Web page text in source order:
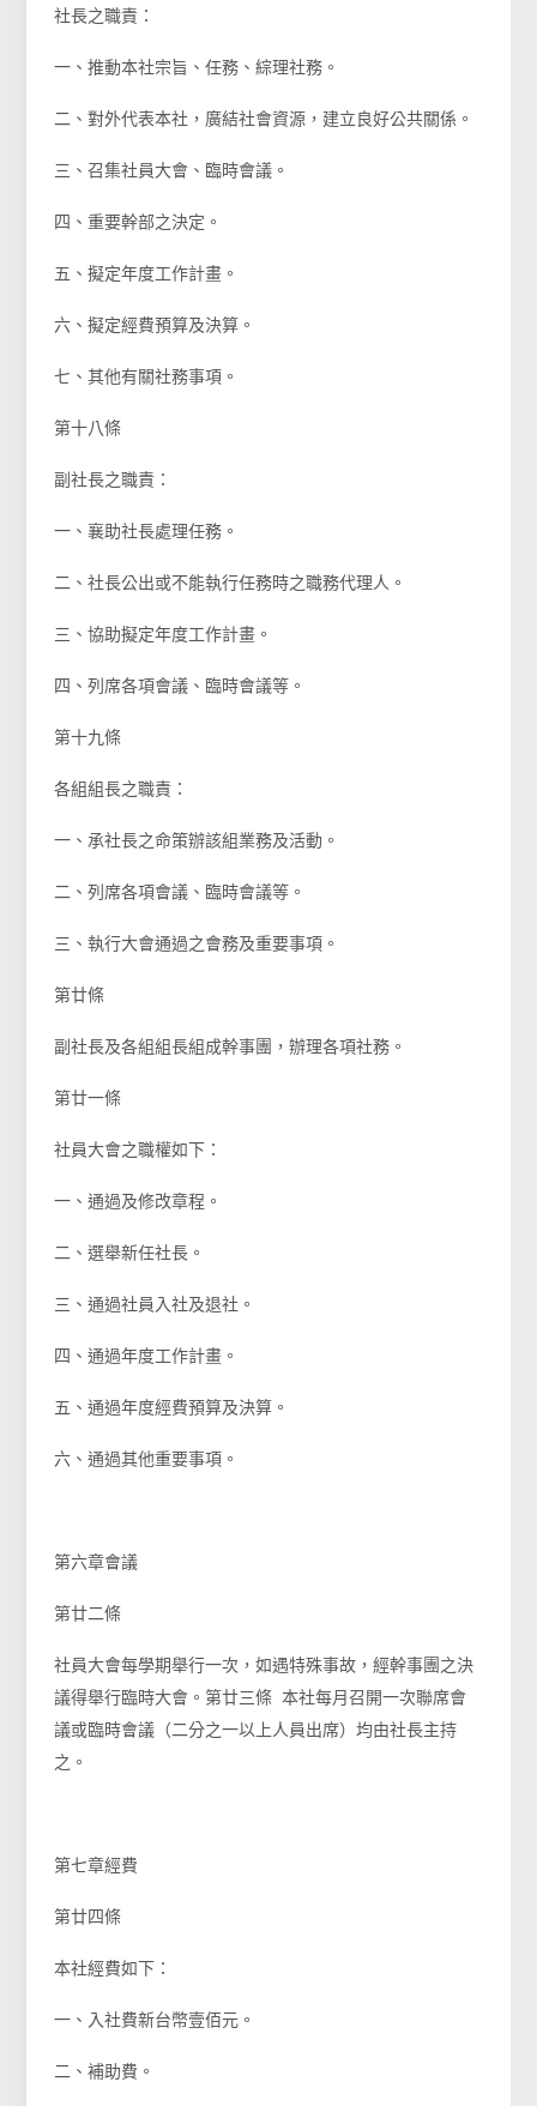
社長之職責：
一、推動本社宗旨、任務、綜理社務。
二、對外代表本社，廣結社會資源，建立良好公共關係。
三、召集社員大會、臨時會議。
四、重要幹部之決定。
五、擬定年度工作計畫。
六、擬定經費預算及決算。
七、其他有關社務事項。
第十八條
副社長之職責：
一、襄助社長處理任務。
二、社長公出或不能執行任務時之職務代理人。
三、協助擬定年度工作計畫。
四、列席各項會議、臨時會議等。
第十九條
各組組長之職責：
一、承社長之命策辦該組業務及活動。
二、列席各項會議、臨時會議等。
三、執行大會通過之會務及重要事項。
第廿條
副社長及各組組長組成幹事團，辦理各項社務。
第廿一條
社員大會之職權如下：
一、通過及修改章程。
二、選舉新任社長。
三、通過社員入社及退社。
四、通過年度工作計畫。
五、通過年度經費預算及決算。
六、通過其他重要事項。
第六章會議
第廿二條
社員大會每學期舉行一次，如遇特殊事故，經幹事團之決
議得舉行臨時大會。第廿三條 本社每月召開一次聯席會
議或臨時會議（二分之一以上人員出席）均由社長主持
之。
第七章經費
第廿四條
本社經費如下：
一、入社費新台幣壹佰元。
二、補助費。